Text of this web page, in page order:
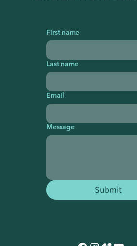
First name
Last name
Email
Message
Submit